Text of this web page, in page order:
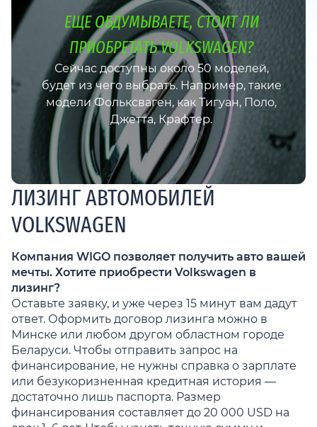
ЕЩЕ ОБДУМЫВАЕТЕ, СТОИТ ЛИ
ПРИОБРЕТАТЬ VOLKSWAGEN?
Сейчас доступны около 50 моделей,
будет из чего выбрать. Например, такие
модели Фольксваген, как Тигуан, Поло,
Джетта, Крафтер.
ЛИЗИНГ АВТОМОБИЛЕЙ
VOLKSWAGEN
Компания WIGO позволяет получить авто вашей
мечты. Хотите приобрести Volkswagen в
лизинг?
Оставьте заявку, и уже через 15 минут вам дадут
ответ. Оформить договор лизинга можно в
Минске или любом другом областном городе
Беларуси. Чтобы отправить запрос на
финансирование, не нужны справка о зарплате
или безукоризненная кредитная история —
достаточно лишь паспорта. Размер
финансирования составляет до 20 000 USD на